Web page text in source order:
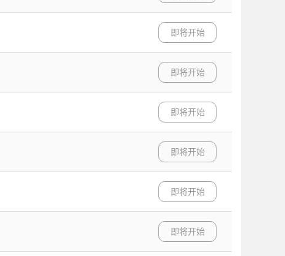
即将开始
即将开始
即将开始
即将开始
即将开始
即将开始